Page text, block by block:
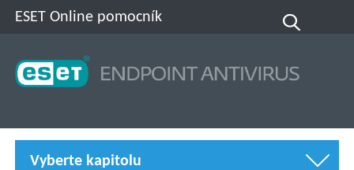
ESET Online pomocník
Vyberte kapitolu